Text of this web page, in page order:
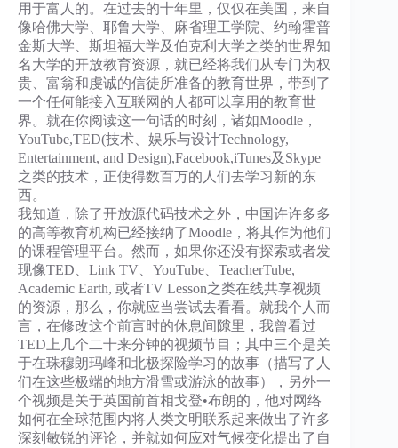
用于富人的。在过去的十年里，仅仅在美国，来自
像哈佛大学、耶鲁大学、麻省理工学院、约翰霍普
金斯大学、斯坦福大学及伯克利大学之类的世界知
名大学的开放教育资源，就已经将我们从专门为权
贵、富翁和虔诚的信徒所准备的教育世界，带到了
一个任何能接入互联网的人都可以享用的教育世
界。就在你阅读这一句话的时刻，诸如Moodle，
YouTube,TED(技术、娱乐与设计Technology,
Entertainment, and Design),Facebook,iTunes及Skype
之类的技术，正使得数百万的人们去学习新的东
西。
我知道，除了开放源代码技术之外，中国许许多多
的高等教育机构已经接纳了Moodle，将其作为他们
的课程管理平台。然而，如果你还没有探索或者发
现像TED、Link TV、YouTube、TeacherTube,
Academic Earth, 或者TV Lesson之类在线共享视频
的资源，那么，你就应当尝试去看看。就我个人而
言，在修改这个前言时的休息间隙里，我曾看过
TED上几个二十来分钟的视频节目；其中三个是关
于在珠穆朗玛峰和北极探险学习的故事（描写了人
们在这些极端的地方滑雪或游泳的故事），另外一
个视频是关于英国前首相戈登•布朗的，他对网络
如何在全球范围内将人类文明联系起来做出了许多
深刻敏锐的评论，并就如何应对气候变化提出了自